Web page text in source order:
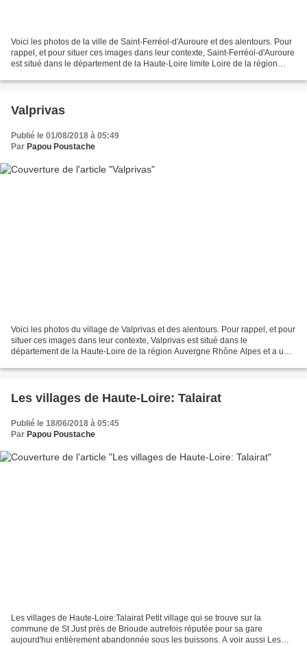
Voici les photos de la ville de Saint-Ferréol-d'Auroure et des alentours. Pour
rappel, et pour situer ces images dans leur contexte, Saint-Ferréol-d'Auroure
est situé dans le département de la Haute-Loire limite Loire de la région
Valprivas
Publié le 01/08/2018 à 05:49
Par Papou Poustache
Voici les photos du village de Valprivas et des alentours. Pour rappel, et pour
situer ces images dans leur contexte, Valprivas est situé dans le
département de la Haute-Loire de la région Auvergne Rhône Alpes et a une
Les villages de Haute-Loire: Talairat
Publié le 18/06/2018 à 05:45
Par Papou Poustache
Les villages de Haute-Loire:Talairat Petit village qui se trouve sur la
commune de St Just prés de Brioude autrefois réputée pour sa gare
aujourd'hui entièrement abandonnée sous les buissons. A voir aussi Les